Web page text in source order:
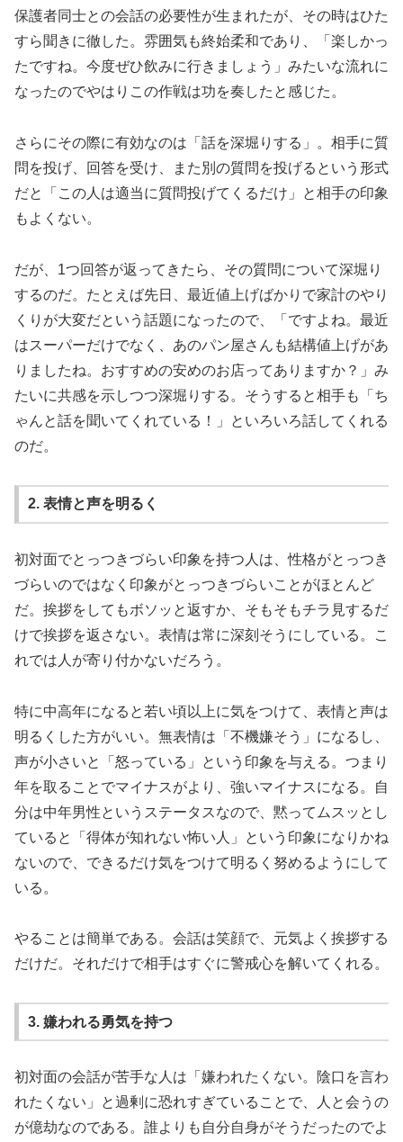
保護者同士との会話の必要性が生まれたが、その時はひた
すら聞きに徹した。雰囲気も終始柔和であり、「楽しかっ
たですね。今度ぜひ飲みに行きましょう」みたいな流れに
なったのでやはりこの作戦は功を奏したと感じた。
さらにその際に有効なのは「話を深堀りする」。相手に質
問を投げ、回答を受け、また別の質問を投げるという形式
だと「この人は適当に質問投げてくるだけ」と相手の印象
もよくない。
だが、1つ回答が返ってきたら、その質問について深堀り
するのだ。たとえば先日、最近値上げばかりで家計のやり
くりが大変だという話題になったので、「ですよね。最近
はスーパーだけでなく、あのパン屋さんも結構値上げがあ
りましたね。おすすめの安めのお店ってありますか？」み
たいに共感を示しつつ深堀りする。そうすると相手も「ち
ゃんと話を聞いてくれている！」といろいろ話してくれる
のだ。
2. 表情と声を明るく
初対面でとっつきづらい印象を持つ人は、性格がとっつき
づらいのではなく印象がとっつきづらいことがほとんど
だ。挨拶をしてもボソッと返すか、そもそもチラ見するだ
けで挨拶を返さない。表情は常に深刻そうにしている。こ
れでは人が寄り付かないだろう。
特に中高年になると若い頃以上に気をつけて、表情と声は
明るくした方がいい。無表情は「不機嫌そう」になるし、
声が小さいと「怒っている」という印象を与える。つまり
年を取ることでマイナスがより、強いマイナスになる。自
分は中年男性というステータスなので、黙ってムスッとし
ていると「得体が知れない怖い人」という印象になりかね
ないので、できるだけ気をつけて明るく努めるようにして
いる。
やることは簡単である。会話は笑顔で、元気よく挨拶する
だけだ。それだけで相手はすぐに警戒心を解いてくれる。
3. 嫌われる勇気を持つ
初対面の会話が苦手な人は「嫌われたくない。陰口を言わ
れたくない」と過剰に恐れすぎていることで、人と会うの
が億劫なのである。誰よりも自分自身がそうだったのでよ